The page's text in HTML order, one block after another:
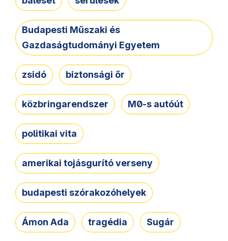
Budapesti Műszaki és
Gazdaságtudományi Egyetem
zsidó biztonsági őr
közbringarendszer M0-s autóút
politikai vita
amerikai tojásgurító verseny
budapesti szórakozóhelyek
Ámon Ada tragédia Sugár